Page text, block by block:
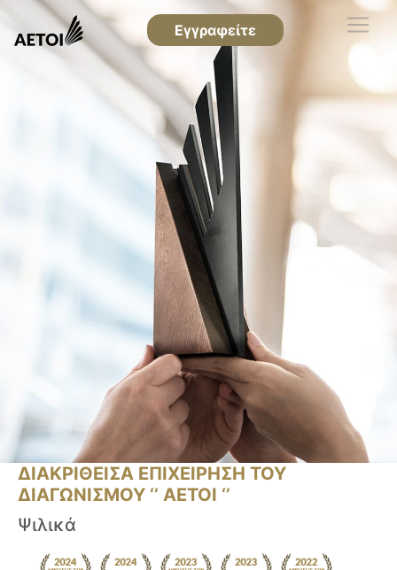
Εγγραφείτε
ΔΙΑΚΡΙΘΕΙΣΑ ΕΠΙΧΕΙΡΗΣΗ ΤΟΥ
ΔΙΑΓΩΝΙΣΜΟΥ ‘’ ΑΕΤΟΙ ‘’
Ψιλικά